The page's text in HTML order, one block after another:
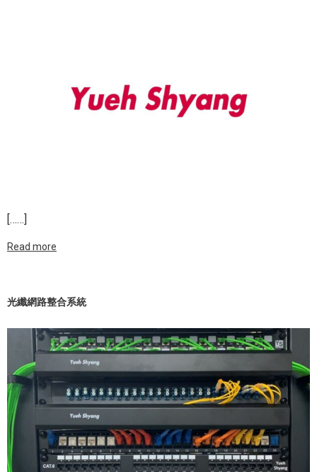
[……]
Read more
光纖網路整合系統